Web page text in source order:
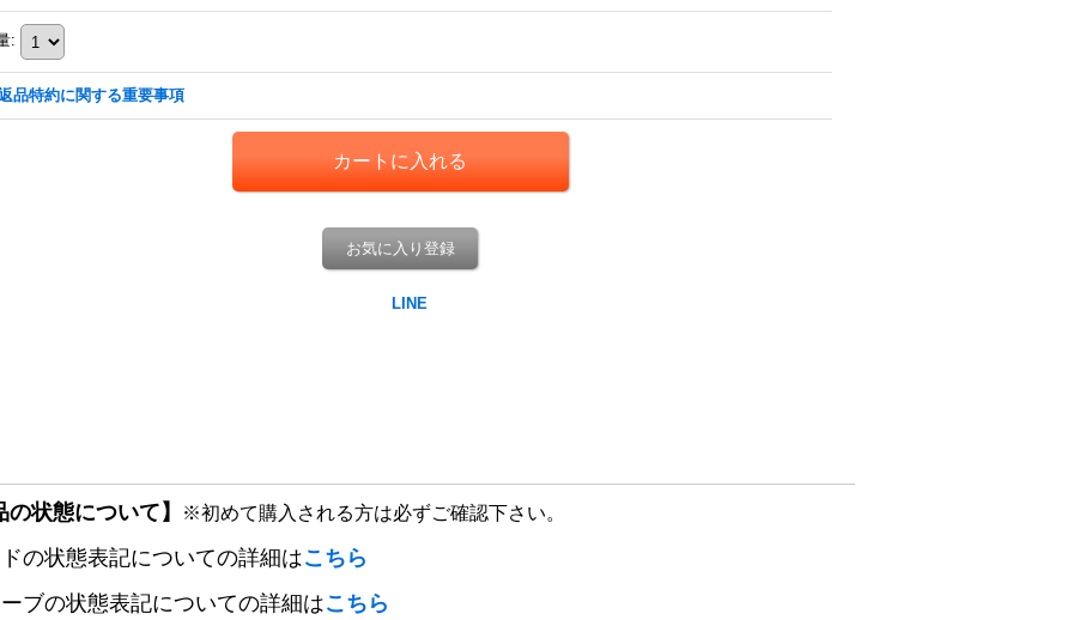
:
品特約に関する重要事項
お気に入り登録
の状態について】 ※初めて購入される方は必ずご確認下さい。
の状態表記についての詳細はこちら
ブの状態表記についての詳細はこちら